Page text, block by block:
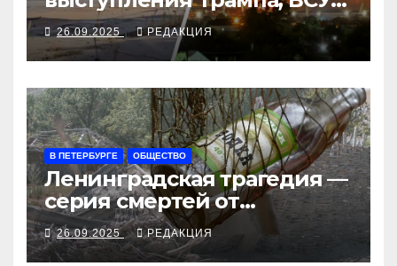
закрыли Добропольский
рубеж
26.09.2025 РЕДАКЦИЯ
В ПЕТЕРБУРГЕ ОБЩЕСТВО
Ленинградская трагедия —
серия смертей от
алкосуррогата
26.09.2025 РЕДАКЦИЯ